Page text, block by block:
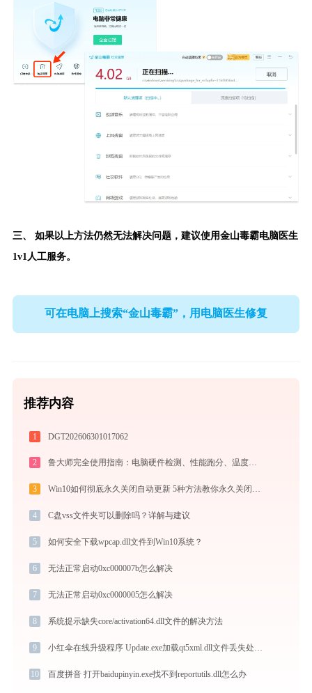
三、 如果以上方法仍然无法解决问题，建议使用金山毒霸电脑医生
1v1人工服务。
可在电脑上搜索“金山毒霸”，用电脑医生修复
推荐内容
1 DGT202606301017062
2 鲁大师完全使用指南：电脑硬件检测、性能跑分、温度监控与系统优化一站式攻略
3
4 C盘vss文件夹可以删除吗？详解与建议
5 如何安全下载wpcap.dll文件到Win10系统？
6 无法正常启动0xc000007b怎么解决
7 无法正常启动0xc0000005怎么解决
8 系统提示缺失core/activation64.dll文件的解决方法
9
10 百度拼音 打开baidupinyin.exe找不到reportutils.dll怎么办